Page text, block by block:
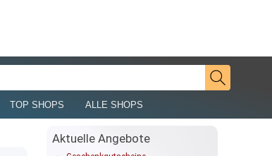
TOP SHOPS ALLE SHOPS
Aktuelle Angebote